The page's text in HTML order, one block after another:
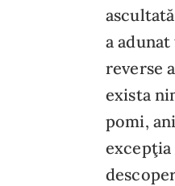
a
reverse
exista
pomi,
excepţia